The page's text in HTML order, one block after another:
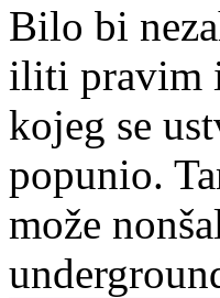
Bilo bi
iliti pravim
kojeg se
popunio.
može